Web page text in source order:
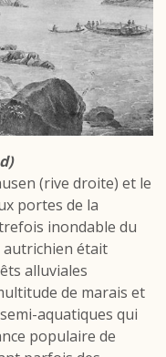
(rive droite) et le
portes de la
inondable du
autrichien était
alluviales
de marais et
aquatiques qui
populaire de